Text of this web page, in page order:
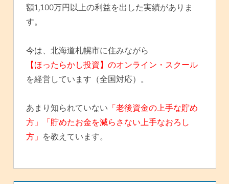
額1,100万円以上の利益を出した実績がありま
す。
今は、北海道札幌市に住みながら
【ほったらかし投資】のオンライン・スクール
を経営しています（全国対応）。
あまり知られていない 「老後資金の上手な貯め
方」「貯めたお金を減らさない上手なおろし
方」 を教えています。